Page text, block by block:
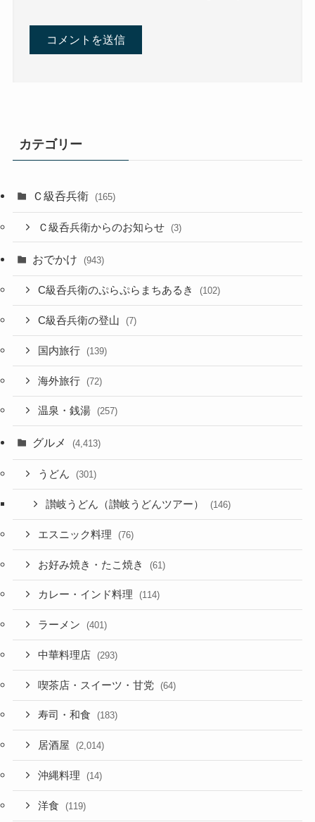
カテゴリー
Ｃ級呑兵衛 (165)
Ｃ級呑兵衛からのお知らせ (3)
おでかけ (943)
C級呑兵衛のぷらぷらまちあるき (102)
C級呑兵衛の登山 (7)
国内旅行 (139)
海外旅行 (72)
温泉・銭湯 (257)
グルメ (4,413)
うどん (301)
讃岐うどん（讃岐うどんツアー） (146)
エスニック料理 (76)
お好み焼き・たこ焼き (61)
カレー・インド料理 (114)
ラーメン (401)
中華料理店 (293)
喫茶店・スイーツ・甘党 (64)
寿司・和食 (183)
居酒屋 (2,014)
沖縄料理 (14)
洋食 (119)